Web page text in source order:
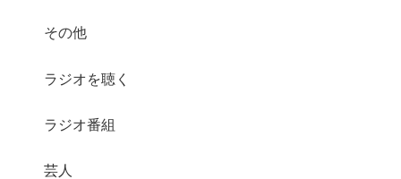
その他
ラジオを聴く
ラジオ番組
芸人